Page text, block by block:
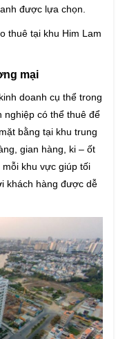
được lựa chọn.
thuê tại khu Him Lam
mại
doanh cụ thể trong
nghiệp có thể thuê để
bằng tại khu trung
gian hàng, ki – ốt
khu vực giúp tối
khách hàng được dễ